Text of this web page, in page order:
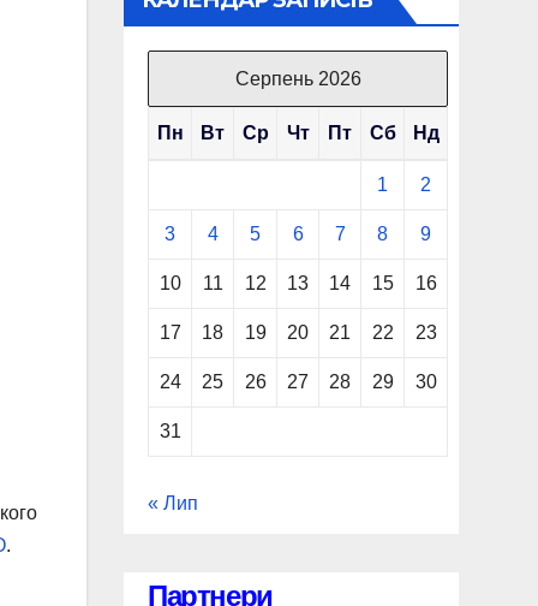
.
Серпень 2026
Пн Вт Ср Чт Пт Сб Нд
1 2
3 4 5 6 7 8 9
10 11 12 13 14 15 16
17 18 19 20 21 22 23
24 25 26 27 28 29 30
31
« Лип
Партнери